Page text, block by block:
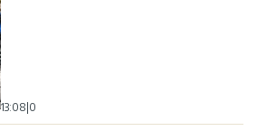
13:08|0